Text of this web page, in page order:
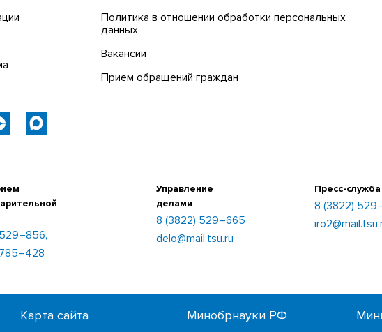
Политика в отношении обработки персональных
данных
Вакансии
Прием обращений граждан
Управление
делами
8 (3822) 529–665
delo@mail.tsu.ru
Пресс-служба
8 (3822)
Карта сайта Минобрнауки РФ